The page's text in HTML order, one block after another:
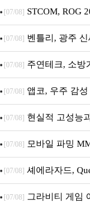
[07/08] STCOM, ROG
Crosshair X870E
[07/08] 벤틀리, 광주
픈
[07/08] 주연테크, 소방
니터·스마트 펫 침대
[07/08] 앱코, 우주 감
브랜드데이 기획전
[07/08] 현실적 고성능
M.2 NVMe 디앤디컴
[07/08] 모바일 파밍
[07/08] 셰에라자드,
내 정식 출시
[07/08] 그라비티 게임